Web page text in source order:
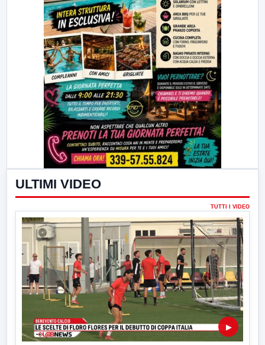
ULTIMI VIDEO
TUTTI I VIDEO
▶